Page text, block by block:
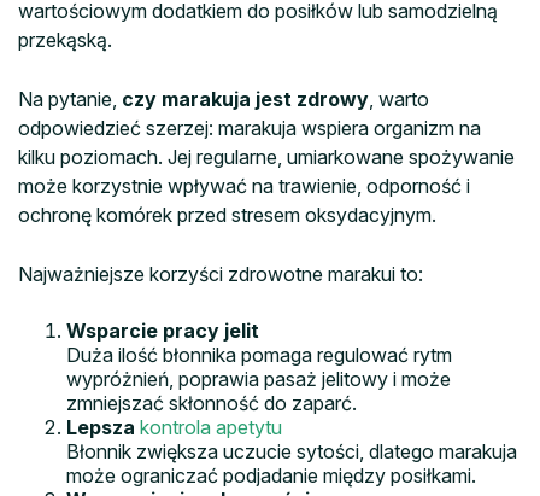
wartościowym dodatkiem do posiłków lub samodzielną
przekąską.
Na pytanie, czy marakuja jest zdrowy, warto
odpowiedzieć szerzej: marakuja wspiera organizm na
kilku poziomach. Jej regularne, umiarkowane spożywanie
może korzystnie wpływać na trawienie, odporność i
ochronę komórek przed stresem oksydacyjnym.
Najważniejsze korzyści zdrowotne marakui to:
Wsparcie pracy jelit
Duża ilość błonnika pomaga regulować rytm
wypróżnień, poprawia pasaż jelitowy i może
zmniejszać skłonność do zaparć.
Lepsza kontrola apetytu
Błonnik zwiększa uczucie sytości, dlatego marakuja
może ograniczać podjadanie między posiłkami.